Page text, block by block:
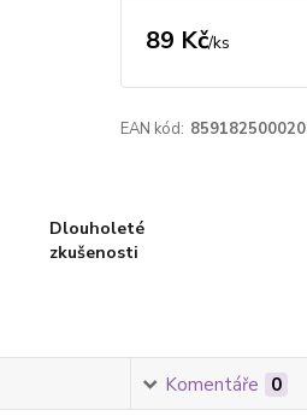
89 Kč/ks
EAN kód: 859182500020
Dlouholeté
zkušenosti
Komentáře 0